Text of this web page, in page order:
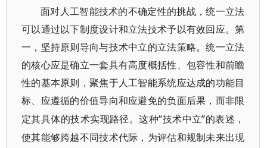
面对人工智能技术的不确定性的挑战，统一立法
可以通过以下制度设计和立法技术予以有效回应。第
一，坚持原则导向与技术中立的立法策略。统一立法
的核心应是确立一套具有高度概括性、包容性和前瞻
性的基本原则，聚焦于人工智能系统应达成的功能目
标、应遵循的价值导向和应避免的负面后果，而非限
定其具体的技术实现路径。这种“技术中立”的表述，
使其能够跨越不同技术代际，为评估和规制未来出现